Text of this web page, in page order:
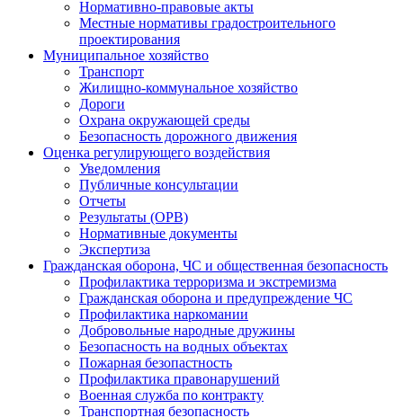
Нормативно-правовые акты
Местные нормативы градостроительного
проектирования
Муниципальное хозяйство
Транспорт
Жилищно-коммунальное хозяйство
Дороги
Охрана окружающей среды
Безопасность дорожного движения
Оценка регулирующего воздействия
Уведомления
Публичные консультации
Отчеты
Результаты (ОРВ)
Нормативные документы
Экспертиза
Гражданская оборона, ЧС и общественная безопасность
Профилактика терроризма и экстремизма
Гражданская оборона и предупреждение ЧС
Профилактика наркомании
Добровольные народные дружины
Безопасность на водных объектах
Пожарная безопастность
Профилактика правонарушений
Военная служба по контракту
Транспортная безопасность